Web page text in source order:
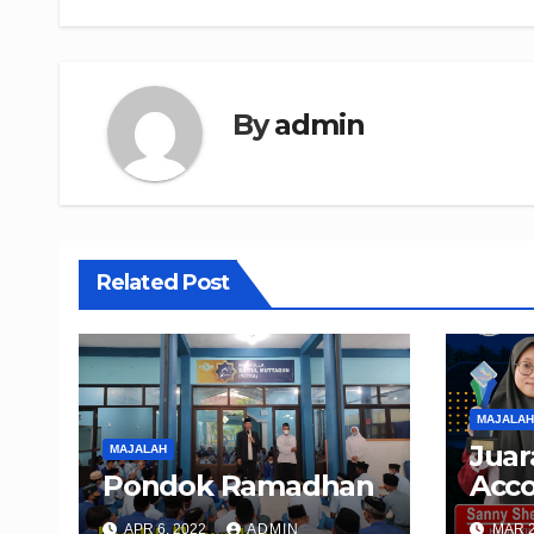
Byadmin
Related Post
MAJALAH
Pondok Ramadhan
APR 6, 2022 ADMIN
MAJALAH
MAR